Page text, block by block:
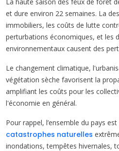
et dure environ 22 semaines. La
immobiliers, les coûts de lutte
perturbations économiques, et les
environnementaux causent des
Le changement climatique,
végétation sèche favorisent la
amplifiant les coûts pour les
l'économie en général.
Pour rappel, l’ensemble du pays
catastrophes naturelles
inondations, tempêtes hivernales,